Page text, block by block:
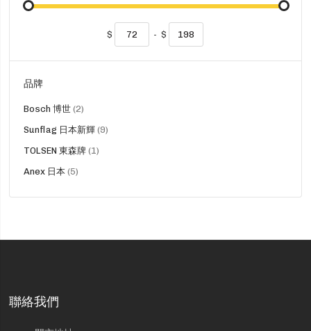
$ - $
品牌
Bosch 博世 2貨
Sunflag 日本新輝 9貨
TOLSEN 東森牌 1貨
Anex 日本 5貨
聯絡我們